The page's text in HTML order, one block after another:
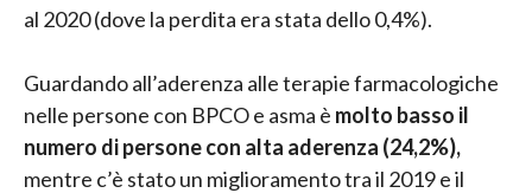
al 2020 (dove la perdita era stata dello 0,4%).
Guardando all’aderenza alle terapie farmacologiche
nelle persone con BPCO e asma è molto basso il
numero di persone con alta aderenza (24,2%),
mentre c’è stato un miglioramento tra il 2019 e il